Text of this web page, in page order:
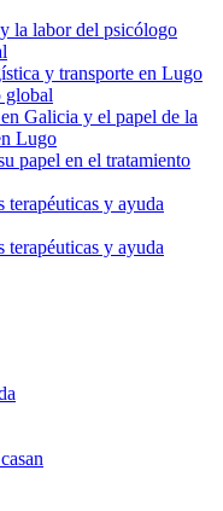
la labor del psicólogo
y transporte en Lugo
global
Galicia y el papel de la
Lugo
papel en el tratamiento
terapéuticas y ayuda
terapéuticas y ayuda